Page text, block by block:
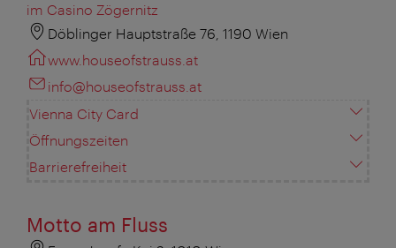
im Casino Zögernitz
Döblinger Hauptstraße 76, 1190 Wien
www.houseofstrauss.at
info@houseofstrauss.at
Vienna City Card
Öffnungszeiten
Barrierefreiheit
Motto am Fluss